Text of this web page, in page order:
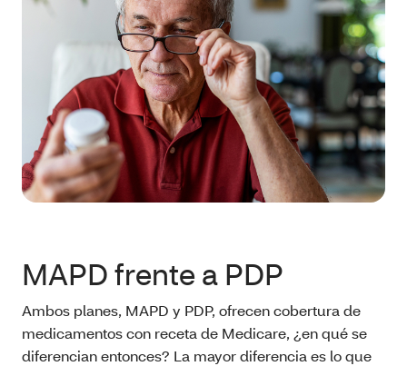
MAPD frente a PDP
Ambos planes, MAPD y PDP, ofrecen cobertura de
medicamentos con receta de Medicare, ¿en qué se
diferencian entonces? La mayor diferencia es lo que